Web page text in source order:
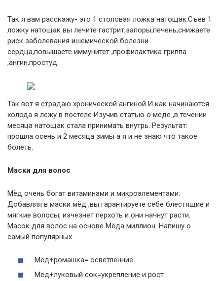
Так я вам расскажу- это 1 столовая ложка натощак.Съев 1
ложку натощак вы лечите гастрит,запоры,печень,снижаете
риск заболевания ишемической болезни
сердца,повышаете иммунитет ,профилактика гриппа
,ангин,простуд.
Так вот я страдаю хронической ангиной.И как начинаются
холода я лежу в постеле.Изучив статью о меде ,в течении
месяца натощак стала принимать внутрь. Результат:
прошла осень и 2 месяца зимы а я и не знаю что такое
болеть.
Маски для волос
Мёд очень богат витаминами и микроэлементами.
Добавляя в маски мёд ,вы гарантируете себе блестящие и
мягкие волосы, изчезнет перхоть и они начнут расти.
Масок для волос на основе Мёда миллион. Напишу о
самый популярных.
Мёд+ромашка= осветленние
Мёд+луковый сок=укрепление и рост